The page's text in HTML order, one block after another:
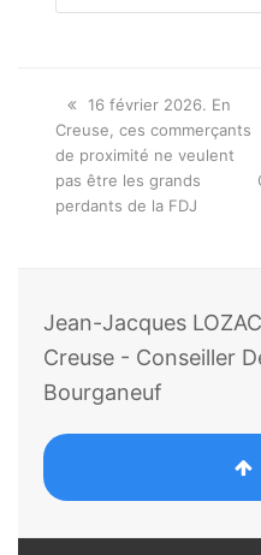
Onglet
précédent:
16 février 2026. En
Creuse, ces commerçants
de proximité ne veulent
pas être les grands
perdants de la FDJ
Jean-Jacques
Creuse - Conseiller
Bourganeuf